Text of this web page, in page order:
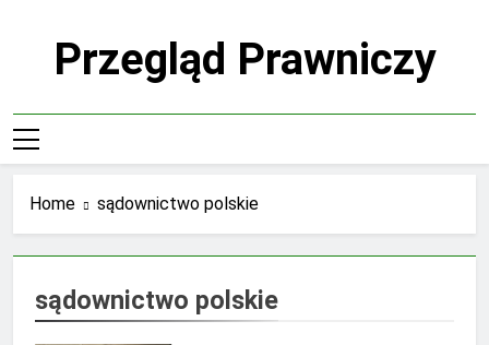
Przegląd Prawniczy
Home sądownictwo polskie
sądownictwo polskie